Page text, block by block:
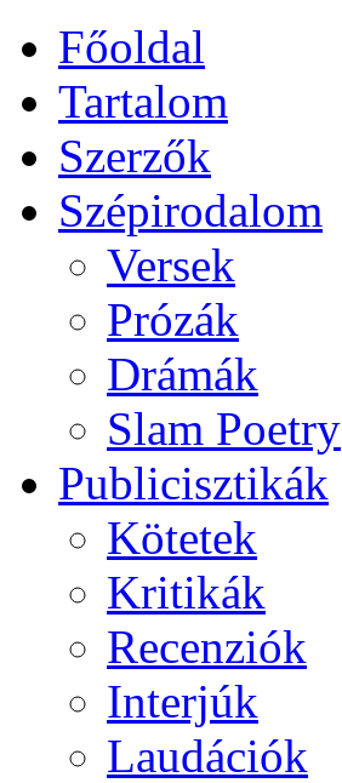
Főoldal
Tartalom
Szerzők
Szépirodalom
Versek
Prózák
Drámák
Slam Poetry
Publicisztikák
Kötetek
Kritikák
Recenziók
Interjúk
Laudációk